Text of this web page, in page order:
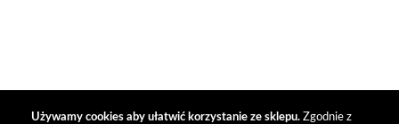
Używamy cookies aby ułatwić korzystanie ze sklepu. Zgodnie z